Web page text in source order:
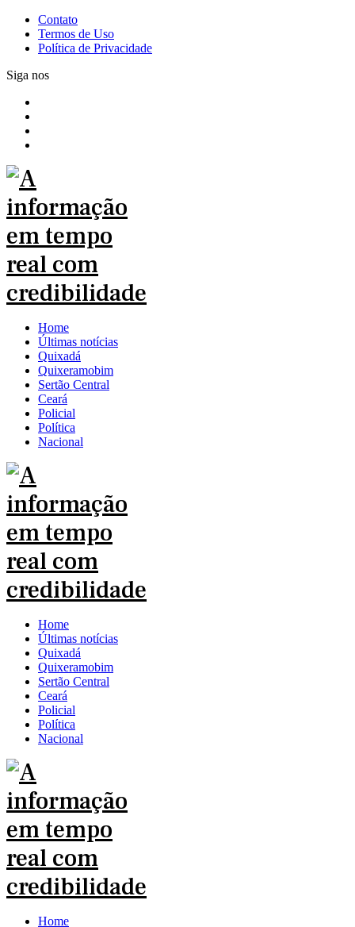
Contato
Termos de Uso
Política de Privacidade
Siga nos
Home
Últimas notícias
Quixadá
Quixeramobim
Sertão Central
Ceará
Policial
Política
Nacional
Home
Últimas notícias
Quixadá
Quixeramobim
Sertão Central
Ceará
Policial
Política
Nacional
Home